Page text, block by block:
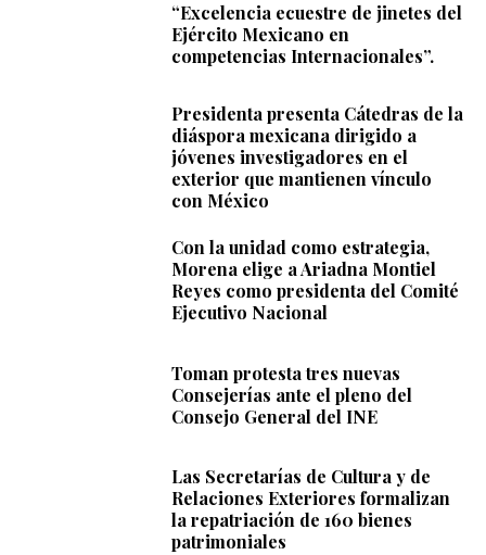
“Excelencia ecuestre de jinetes del
Ejército Mexicano en
competencias Internacionales”.
Presidenta presenta Cátedras de la
diáspora mexicana dirigido a
jóvenes investigadores en el
exterior que mantienen vínculo
con México
Con la unidad como estrategia,
Morena elige a Ariadna Montiel
Reyes como presidenta del Comité
Ejecutivo Nacional
Toman protesta tres nuevas
Consejerías ante el pleno del
Consejo General del INE
Las Secretarías de Cultura y de
Relaciones Exteriores formalizan
la repatriación de 160 bienes
patrimoniales